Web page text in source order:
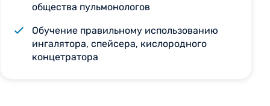
общества пульмонологов
Обучение правильному использованию
ингалятора, спейсера, кислородного
концетратора